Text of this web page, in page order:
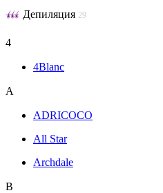
Депиляция 29
4
4Blanc
A
ADRICOCO
All Star
Archdale
B